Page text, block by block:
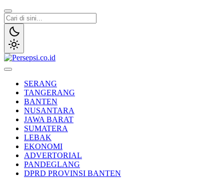
Lewati
ke
konten
SERANG
TANGERANG
BANTEN
NUSANTARA
JAWA BARAT
SUMATERA
LEBAK
EKONOMI
ADVERTORIAL
PANDEGLANG
DPRD PROVINSI BANTEN